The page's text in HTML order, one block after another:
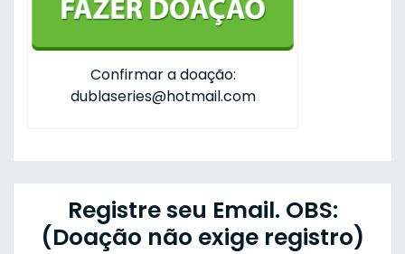
Confirmar a doação:
dublaseries@hotmail.com
Registre seu Email. OBS:
(Doação não exige registro)